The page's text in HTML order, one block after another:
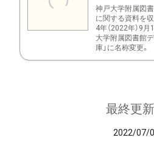
神戸大学附属図書
に関する資料を
4年（2022年）9月
大学附属図書館
庫」に名称変更。
最終更
2022/07/